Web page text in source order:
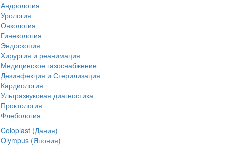
Андрология
Урология
Онкология
Гинекология
Эндоскопия
Хирургия и реанимация
Медицинское газоснабжение
Дезинфекция и Стерилизация
Кардиология
Ультразвуковая диагностика
Проктология
Флебология
Coloplast (Дания)
Olympus (Япония)